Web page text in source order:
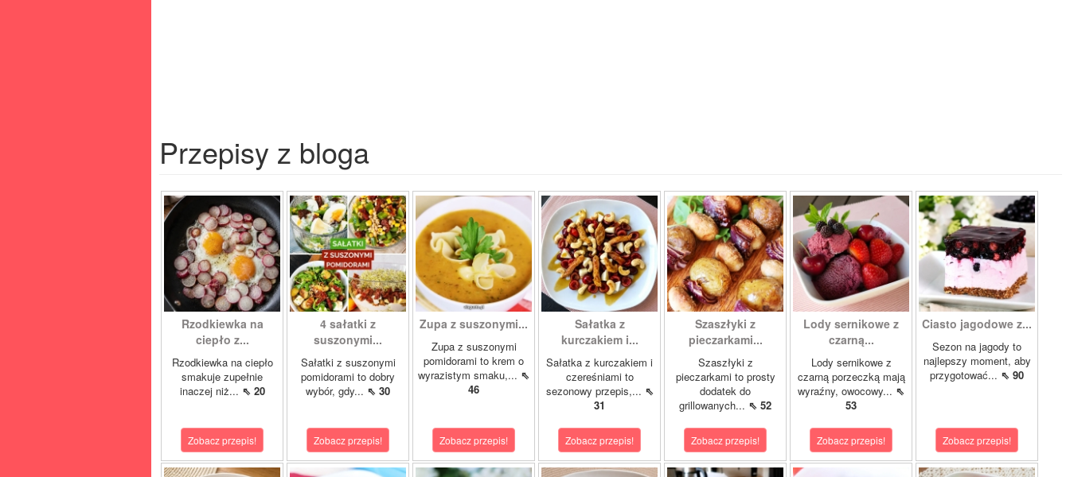
Przepisy z bloga
Rzodkiewka na
ciepło z...
Rzodkiewka na ciepło
smakuje zupełnie
inaczej niż... ⇖ 20
Zobacz przepis!
4 sałatki z
suszonymi...
Sałatki z suszonymi
pomidorami to dobry
wybór, gdy... ⇖ 30
Zobacz przepis!
Zupa z suszonymi...
Zupa z suszonymi
pomidorami to krem o
wyrazistym smaku,... ⇖
46
Zobacz przepis!
Sałatka z
kurczakiem i...
Sałatka z kurczakiem i
czereśniami to
sezonowy przepis,... ⇖
31
Zobacz przepis!
Szaszłyki z
pieczarkami...
Szaszłyki z
pieczarkami to prosty
dodatek do
grillowanych... ⇖ 52
Zobacz przepis!
Lody sernikowe z
czarną...
Lody sernikowe z
czarną porzeczką mają
wyraźny, owocowy... ⇖
53
Zobacz przepis!
Ciasto jagodowe z...
Sezon na jagody to
najlepszy moment, aby
przygotować... ⇖ 90
Zobacz przepis!